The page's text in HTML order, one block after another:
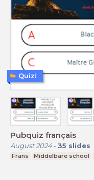
Pubquiz français
August 2024- 35 slides
Frans Middelbare school
Quiz!